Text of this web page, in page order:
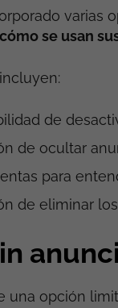
varias
se usan
de
de ocultar
para
de eliminar
una opción